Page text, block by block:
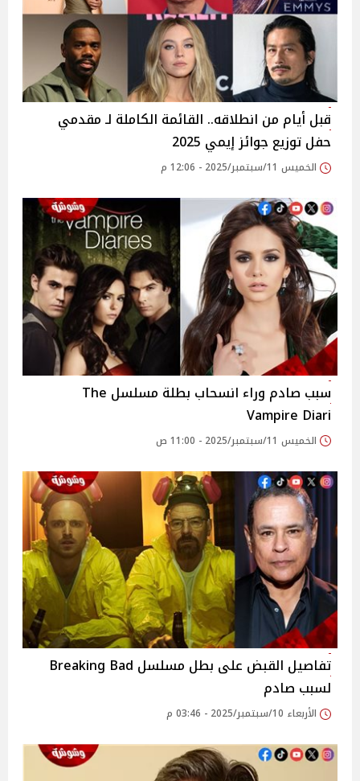
قبل أيام من انطلاقه.. القائمة الكاملة لـ مقدمي
حفل توزيع جوائز إيمي 2025
الخميس 11/سبتمبر/2025 - 12:06 م
سبب صادم وراء انسحاب بطلة مسلسل The
Vampire Diari
الخميس 11/سبتمبر/2025 - 11:00 ص
تفاصيل القبض على بطل مسلسل Breaking Bad
لسبب صادم
الأربعاء 10/سبتمبر/2025 - 03:46 م